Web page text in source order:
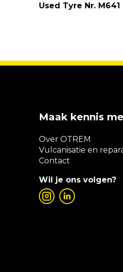
Used Tyre Nr. M641
Maak kennis
Over OTREM
Vulcanisatie en
Contact
Wil je ons volgen?